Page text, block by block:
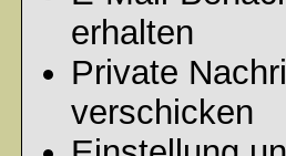
erhalten
Private
verschicken